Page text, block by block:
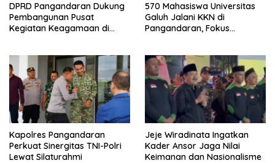
DPRD Pangandaran Dukung
Pembangunan Pusat
Kegiatan Keagamaan di
570 Mahasiswa Universitas
Galuh Jalani KKN di
Pangandaran, Fokus
Kapolres Pangandaran
Perkuat Sinergitas TNI-Polri
Lewat Silaturahmi
Jeje Wiradinata Ingatkan
Kader Ansor Jaga Nilai
Keimanan dan Nasionalisme